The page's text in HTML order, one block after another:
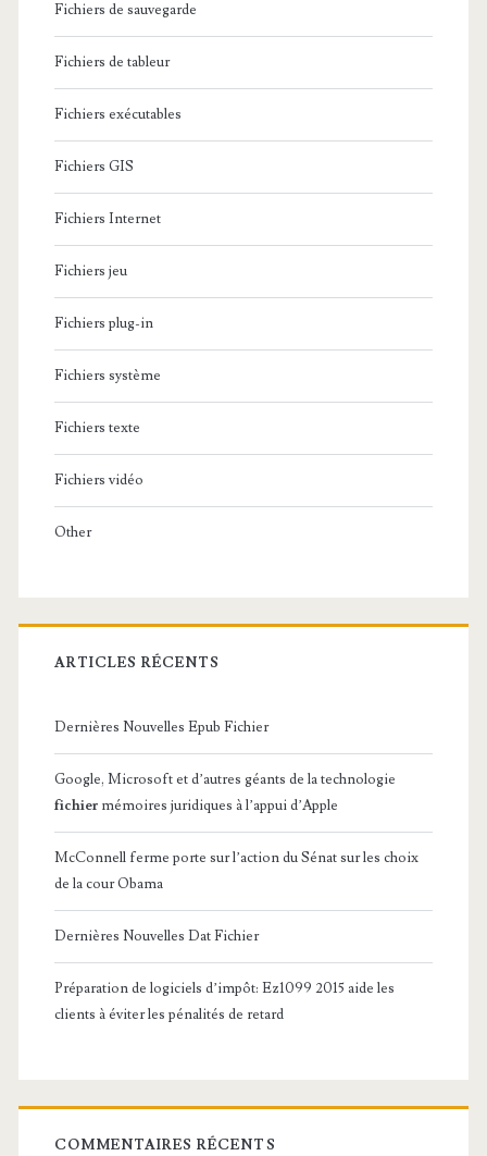
Fichiers de sauvegarde
Fichiers de tableur
Fichiers exécutables
Fichiers GIS
Fichiers Internet
Fichiers jeu
Fichiers plug-in
Fichiers système
Fichiers texte
Fichiers vidéo
Other
ARTICLES RÉCENTS
Dernières Nouvelles Epub Fichier
Google, Microsoft et d’autres géants de la technologie
fichier mémoires juridiques à l’appui d’Apple
McConnell ferme porte sur l’action du Sénat sur les choix
de la cour Obama
Dernières Nouvelles Dat Fichier
Préparation de logiciels d’impôt: Ez1099 2015 aide les
clients à éviter les pénalités de retard
COMMENTAIRES RÉCENTS